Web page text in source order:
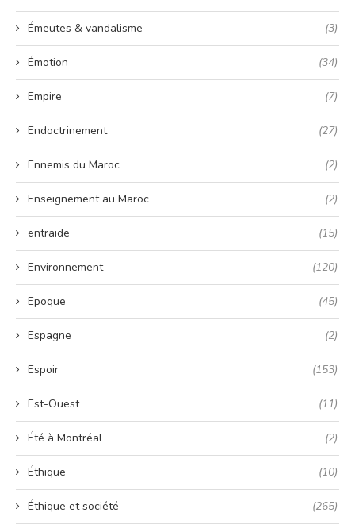
Émeutes & vandalisme (3)
Émotion (34)
Empire (7)
Endoctrinement (27)
Ennemis du Maroc (2)
Enseignement au Maroc (2)
entraide (15)
Environnement (120)
Epoque (45)
Espagne (2)
Espoir (153)
Est-Ouest (11)
Été à Montréal (2)
Éthique (10)
Éthique et société (265)